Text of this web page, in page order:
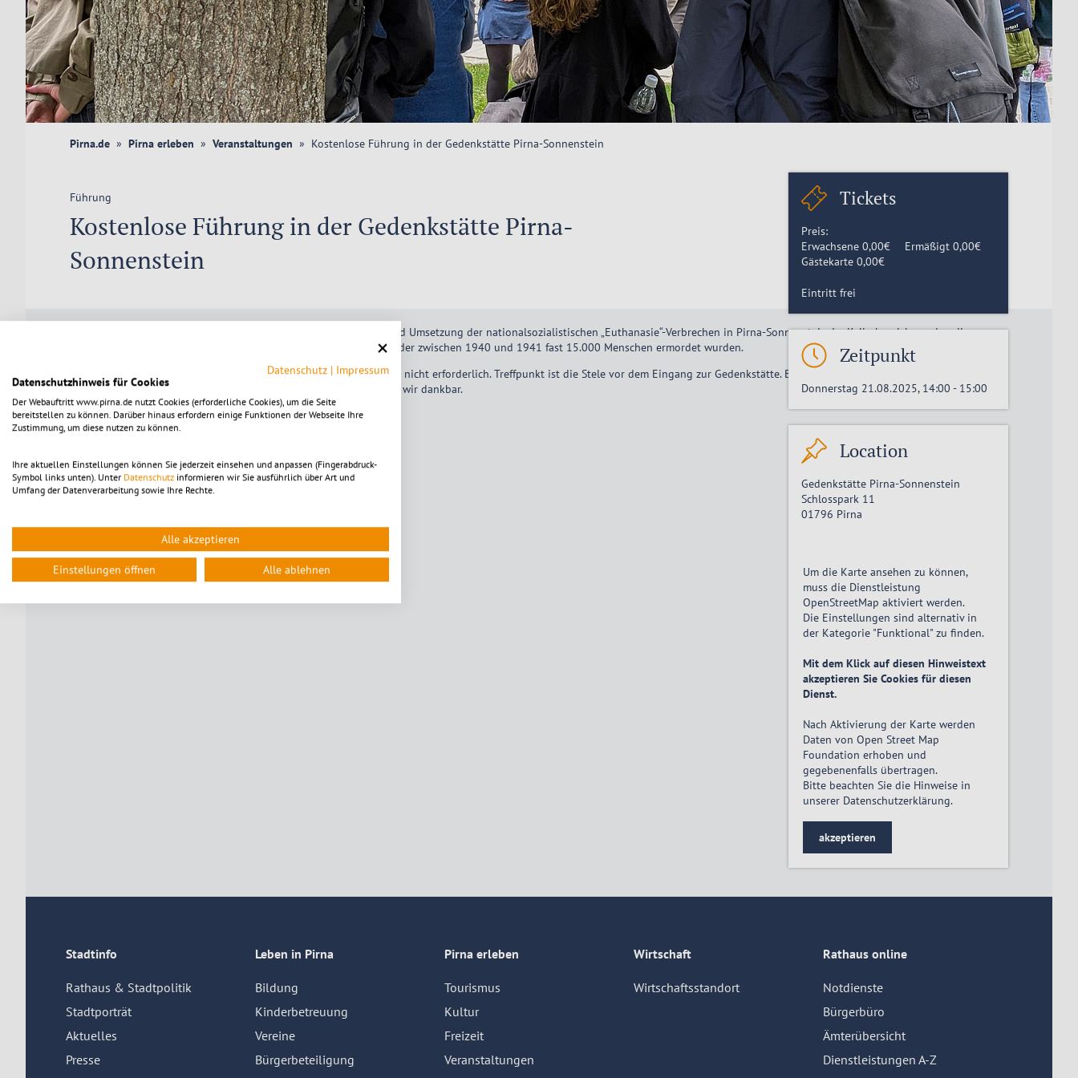
Pirna.de Pirna erleben Veranstaltungen Kostenlose Führung in der Gedenkstätte Pirna-Sonnenstein
Führung
Kostenlose Führung in der Gedenkstätte Pirna-
Sonnenstein
In etwa 60 Minuten bekommen Sie einen Überblick zur Planung und Umsetzung der nationalsozialistischen „Euthanasie“-Verbrechen in Pirna-Sonnenstein. Im Kellerbereich werden die
baulichen Überreste der ehemaligen Tötungsanstalt vorgestellt, in der zwischen 1940 und 1941 fast 15.000 Menschen ermordet wurden.
Alle Interessierten können spontan teilnehmen, eine Anmeldung ist nicht erforderlich. Treffpunkt ist die Stele vor dem Eingang zur Gedenkstätte. Bei schlechtem Wetter können Sie auch im
Treppenhaus warten. Die Teilnahme ist kostenfrei, für Spenden sind wir dankbar.
Tickets
Preis:
Erwachsene0,00€ Ermäßigt0,00€
Gästekarte0,00€
Eintritt frei
Zeitpunkt
Donnerstag 21.08.2025, 14:00 - 15:00
Location
Gedenkstätte Pirna-Sonnenstein
Schlosspark 11
01796 Pirna
Um die Karte ansehen zu können,
muss die Dienstleistung
OpenStreetMapaktiviert werden.
Die Einstellungen sind alternativ in
der Kategorie "Funktional" zu finden.
Mit dem Klick auf diesen Hinweistext
akzeptieren Sie Cookies für diesen
Dienst.
Nach Aktivierung der Karte werden
Daten von Open Street Map
Foundation erhoben und
gegebenenfalls übertragen.
Bitte beachten Sie die Hinweise in
unserer Datenschutzerklärung.
akzeptieren
Stadtinfo
Rathaus & Stadtpolitik
Stadtporträt
Aktuelles
Presse
Leben in Pirna
Bildung
Kinderbetreuung
Vereine
Bürgerbeteiligung
Pirna erleben
Tourismus
Kultur
Freizeit
Veranstaltungen
Wirtschaft
Wirtschaftsstandort
Rathaus online
Notdienste
Bürgerbüro
Ämterübersicht
Dienstleistungen A-Z
Datenschutz | Impressum
Datenschutzhinweis für Cookies
Der Webauftritt www.pirna.de nutzt Cookies (erforderliche Cookies), um die Seite
bereitstellen zu können. Darüber hinaus erfordern einige Funktionen der Webseite Ihre
Zustimmung, um diese nutzen zu können.
Ihre aktuellen Einstellungen können Sie jederzeit einsehen und anpassen (Fingerabdruck-
Symbol links unten). Unter Datenschutz informieren wir Sie ausführlich über Art und
Umfang der Datenverarbeitung sowie Ihre Rechte.
Alle akzeptieren
Einstellungen öffnen Alle ablehnen